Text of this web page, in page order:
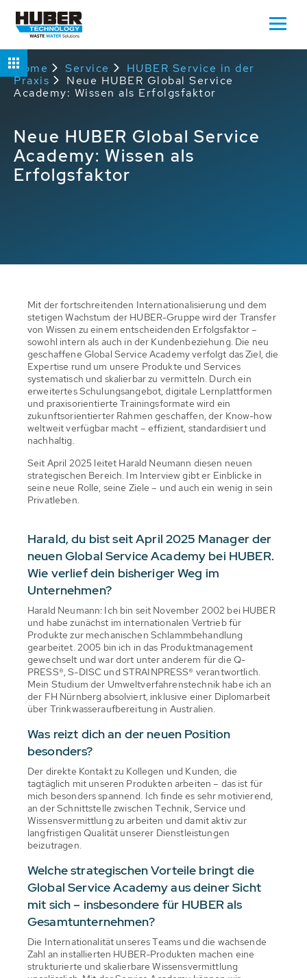
Home Service
HUBER Service in der
Praxis
Neue HUBER Global Service
Academy: Wissen als Erfolgsfaktor
Neue HUBER Global Service
Academy: Wissen als
Erfolgsfaktor
Mit der fortschreitenden Internationalisierung und dem
stetigen Wachstum der HUBER-Gruppe wird der Transfer
von Wissen zu einem entscheidenden Erfolgsfaktor –
sowohl intern als auch in der Kundenbeziehung. Die neu
geschaffene Global Service Academy verfolgt das Ziel, die
Expertise rund um unsere Produkte und Services
systematisch und skalierbar zu vermitteln. Durch ein
erweitertes Schulungsangebot, digitale Lernplattformen
und praxisorientierte Trainingsformate wird ein
zukunftsorientierter Rahmen geschaffen, der Know-how
weltweit verfügbar macht – effizient, standardisiert und
nachhaltig.
Seit April 2025 leitet Harald Neumann diesen neuen
strategischen Bereich. Im Interview gibt er Einblicke in
seine neue Rolle, seine Ziele – und auch ein wenig in sein
Privatleben.
Harald, du bist seit April 2025 Manager der
neuen Global Service Academy bei HUBER.
Wie verlief dein bisheriger Weg im
Unternehmen?
Harald Neumann: Ich bin seit November 2002 bei HUBER
und habe zunächst im internationalen Vertrieb für
Produkte zur mechanischen Schlammbehandlung
gearbeitet. 2005 bin ich in das Produktmanagement
gewechselt und war dort unter anderem für die Q-
PRESS®, S-DISC und STRAINPRESS® verantwortlich.
Mein Studium der Umweltverfahrenstechnik habe ich an
der FH Nürnberg absolviert, inklusive einer Diplomarbeit
über Trinkwasseraufbereitung in Australien.
Was reizt dich an der neuen Position
besonders?
Der direkte Kontakt zu Kollegen und Kunden, die
tagtäglich mit unseren Produkten arbeiten – das ist für
mich besonders spannend. Ich finde es sehr motivierend,
an der Schnittstelle zwischen Technik, Service und
Wissensvermittlung zu arbeiten und damit aktiv zur
langfristigen Qualität unserer Dienstleistungen
beizutragen.
Welche strategischen Vorteile bringt die
Global Service Academy aus deiner Sicht
mit sich – insbesondere für HUBER als
Gesamtunternehmen?
Die Internationalität unseres Teams und die wachsende
Zahl an installierten HUBER-Produkten machen eine
strukturierte und skalierbare Wissensvermittlung